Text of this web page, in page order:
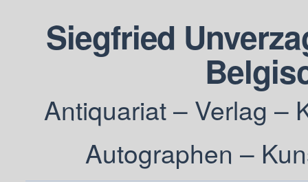
Siegfried
Antiquariat – Verlag –
Autographen –